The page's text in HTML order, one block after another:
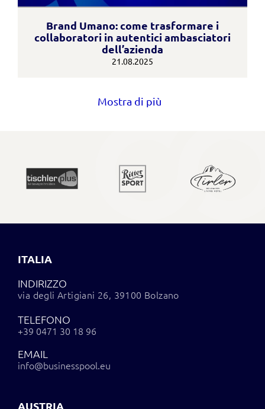
Brand Umano: come trasformare i
collaboratori in autentici ambasciatori
dell’azienda
21.08.2025
Mostra di più
ITALIA
INDIRIZZO
via degli Artigiani 26, 39100 Bolzano
TELEFONO
+39 0471 30 18 96
EMAIL
info@businesspool.eu
AUSTRIA